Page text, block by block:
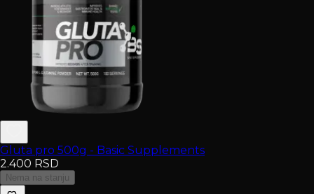
Gluta pro 500g - Basic Supplements
2.400 RSD
Nema na stanju